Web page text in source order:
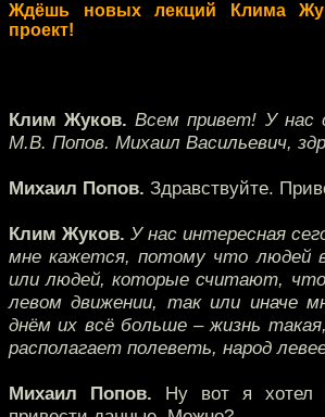
Ждёшь новых лекций Клима
проект!
Клим Жуков. Всем привет! У нас
М.В. Попов. Михаил Васильевич,
Михаил Попов. Здравствуйте.
Клим Жуков. У нас интересная
мне кажется, потому что людей
или людей, которые считают,
левом движении, так или иначе
днём их всё больше – жизнь
располагает полеветь, народ
Михаил Попов. Ну вот я хотел